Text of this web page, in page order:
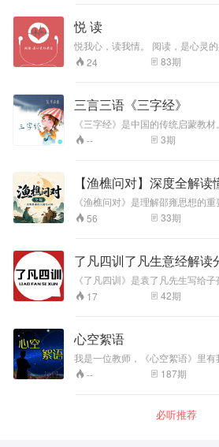
华、东方和西方优秀传统自然道德
的基础上，从上世纪九十年代初始
先提出并倡导践行“自然道德慧商
道德智慧教育和自然道德教育智慧
校进行了有益的探索研究和教学实
好的实效成果。
体化为学术研究宗旨，以回归人类
文化精神、复兴人类优秀传统自然
和中华自然道德智慧文化教育为己
自然道德智慧诗词、心语和文章传
德智慧文化精神，以传播人类先进
悦 读
悦我心，读我情。 阅读，是心灵的
目由威海市文广新局与威海晚报联
24 83期
三言三语《三字经》
《三字经》是中国的传统启蒙教材
经典当中，《三字经》是最浅显易
一。《三字经》取材典范，包括中
节义等等，而核心思想又包括了“
敬，孝。”背诵《三字经》的同时
识、传统国学及历史故事，以及故
人做事道理。
-- 3期
【渔樵问对】深度全解读
地与人间
《渔樵问对》是理解邵雍思想的重
辑立足宋明理学思想专业分析，对
解，讲清其中关于天地、动静、治
让没有古文和哲学基础的听众，也
雍眼中的天地与人间。
56 33期
了凡四训了凡生意经解读
《了凡四训》是袁了凡先生写给子
合了儒释道三家思想，解释了命运
命运的方法，教导后人明辨善恶，
命的真相，人生的经验记录下来，
子。 从明朝以后，很多人研读了《了凡四训》，
个人家业、事业都发生了翻天覆地的
就有曾国藩，稻盛和夫等等； 你还在等什么，关
注订阅开始听书吧！！！
17 42期
心空絮语
我是一位教师，《心空絮语》里有
活的感悟、也飘荡着我的歌声，我
笔与声音，在这里构筑一座心灵的
智慧的珍珠，2018，心空絮语欢迎
-- 187期
必听推荐